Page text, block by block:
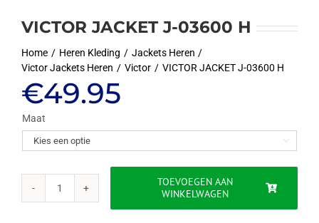
VICTOR JACKET J-03600 H
Home Heren Kleding
Jackets Heren
Victor Jackets Heren
Victor VICTOR JACKET J-03600 H
€49.95
Maat

VICTOR
TOEVOEGEN AAN
WINKELWAGEN